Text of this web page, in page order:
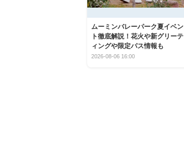
ムーミンバレーパーク夏イベン
ト徹底解説！花火や新グリーテ
ィングや限定パス情報も
2026-08-06 16:00